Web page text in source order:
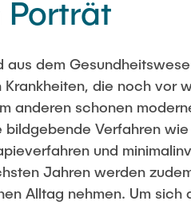
Porträt
aus dem
die noch vor
anderen schonen
bildgebende Verfahren
und
Jahren werden
Alltag nehmen. Um sich